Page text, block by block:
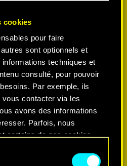
cookies
pour faire
sont optionnels et
techniques et
consulté, pour pouvoir
Par exemple, ils
contacter via les
avons des informations
Parfois, nous
certains de nos cookies
qu'avec votre